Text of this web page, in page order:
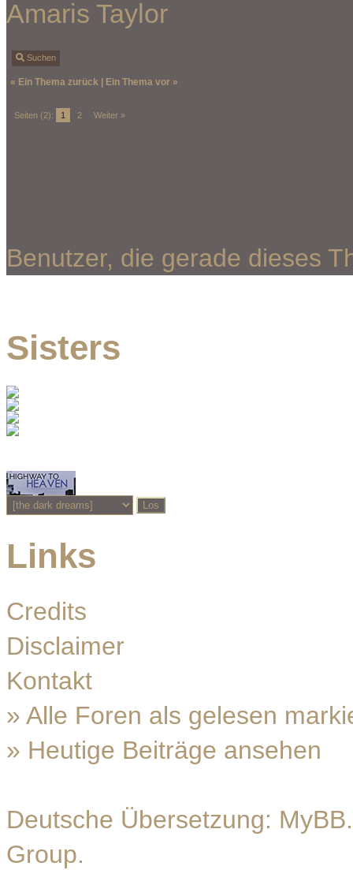
Amaris Taylor
Suchen
« Ein Thema zurück Ein Thema vor »
Seiten (2): 1 2 Weiter »
Benutzer, die gerade dieses
Sisters
Links
Credits
Disclaimer
Kontakt
» Alle Foren als gelesen
» Heutige Beiträge ansehen
Deutsche Übersetzung:
Group.